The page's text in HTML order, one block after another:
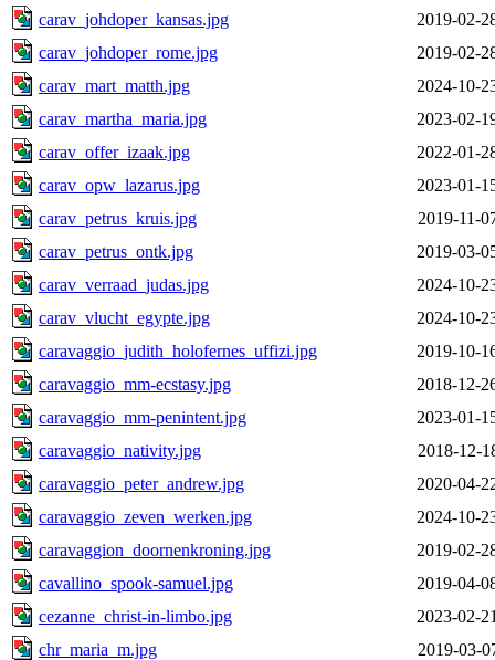
carav_johdoper_kansas.jpg
2019-02-
carav_johdoper_rome.jpg
2019-02-
carav_mart_matth.jpg
2024-10-
carav_martha_maria.jpg
2023-02-
carav_offer_izaak.jpg
2022-01-
carav_opw_lazarus.jpg
2023-01-
carav_petrus_kruis.jpg
2019-11-
carav_petrus_ontk.jpg
2019-03-
carav_verraad_judas.jpg
2024-10-
carav_vlucht_egypte.jpg
2024-10-
caravaggio_judith_holofernes_uffizi.jpg
2019-10-
caravaggio_mm-ecstasy.jpg
2018-12-
caravaggio_mm-penintent.jpg
2023-01-
caravaggio_nativity.jpg
2018-12-
caravaggio_peter_andrew.jpg
2020-04-
caravaggio_zeven_werken.jpg
2024-10-
caravaggion_doornenkroning.jpg
2019-02-
cavallino_spook-samuel.jpg
2019-04-
cezanne_christ-in-limbo.jpg
2023-02-
chr_maria_m.jpg
2019-03-